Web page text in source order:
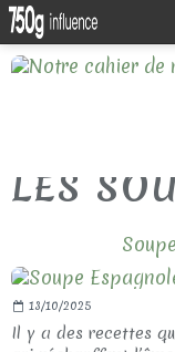
LES
13/10/2025
Il y a des recettes